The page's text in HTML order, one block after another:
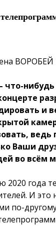
нибудь
и
ведь
Ваши
во всём
года
И это
по-